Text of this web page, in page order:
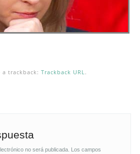
a trackback: Trackback URL .
no será publicada. Los campos